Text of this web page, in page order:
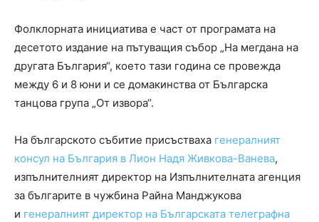
Фолклорната инициатива е част от програмата на
десетото издание на пътуващия събор „На мегдана на
другата България“, което тази година се провежда
между 6 и 8 юни и се домакинства от Българска
танцова група „От извора“.
На българското събитие присъстваха генералният
консул на България в Лион Надя Живкова-Ванева,
изпълнителният директор на Изпълнителната агенция
за българите в чужбина Райна Манджукова
и генералният директор на Българската телеграфна